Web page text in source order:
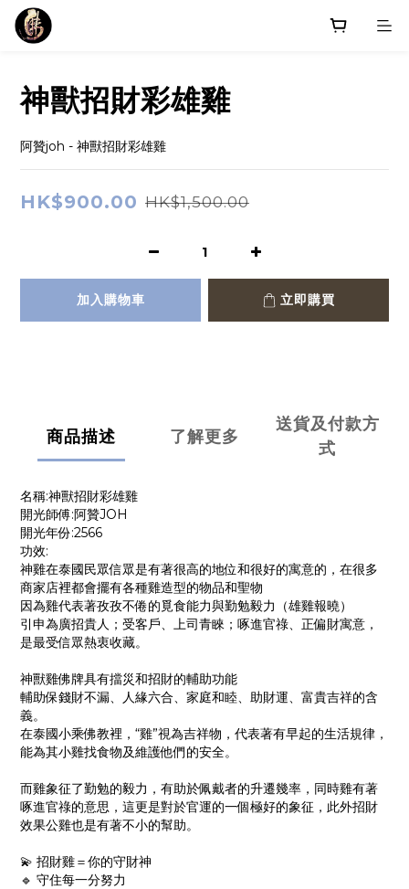
神獸招財彩雄雞
阿贊joh - 神獸招財彩雄雞
HK$900.00 HK$1,500.00
加入購物車 立即購買
商品描述 了解更多
送貨及付款方
式
名稱:神獸招財彩雄雞
開光師傅:阿贊JOH
開光年份:2566
功效:
神雞在泰國民眾信眾是有著很高的地位和很好的寓意的，在很多
商家店裡都會擺有各種雞造型的物品和聖物
因為雞代表著孜孜不倦的覓食能力與勤勉毅力（雄雞報曉）
引申為廣招貴人；受客戶、上司青睞；啄進官祿、正偏財寓意，
是最受信眾熱衷收藏。
神獸雞佛牌具有擋災和招財的輔助功能
輔助保錢財不漏、人緣六合、家庭和睦、助財運、富貴吉祥的含
義。
在泰國小乘佛教裡，“雞”視為吉祥物，代表著有早起的生活規律，
能為其小雞找食物及維護他們的安全。
而雞象征了勤勉的毅力，有助於佩戴者的升遷幾率，同時雞有著
啄進官祿的意思，這更是對於官運的一個極好的象征，此外招財
效果公雞也是有著不小的幫助。
💫 招財雞＝你的守財神
🔹 守住每一分努力